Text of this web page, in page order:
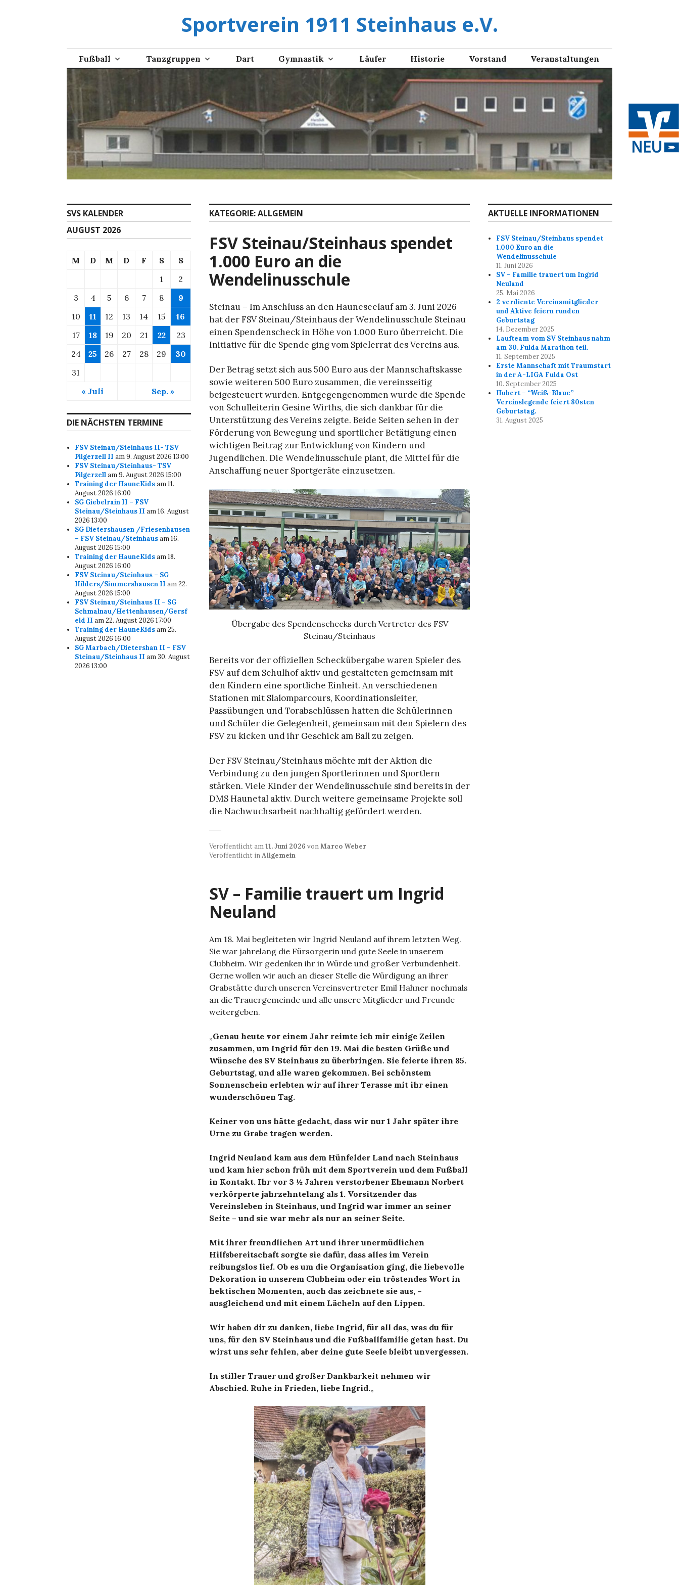
Sportverein 1911 Steinhaus e.V.
Fußball Tanzgruppen Dart Gymnastik Läufer Historie Vorstand Veranstaltungen
KATEGORIE:ALLGEMEIN
FSV Steinau/Steinhaus spendet
1.000 Euro an die
Wendelinusschule
Steinau – Im Anschluss an den Hauneseelauf am 3. Juni 2026
hat der FSV Steinau/Steinhaus der Wendelinusschule Steinau
einen Spendenscheck in Höhe von 1.000 Euro überreicht. Die
Initiative für die Spende ging vom Spielerrat des Vereins aus.
Der Betrag setzt sich aus 500 Euro aus der Mannschaftskasse
sowie weiteren 500 Euro zusammen, die vereinsseitig
beigesteuert wurden. Entgegengenommen wurde die Spende
von Schulleiterin Gesine Wirths, die sich dankbar für die
Unterstützung des Vereins zeigte. Beide Seiten sehen in der
Förderung von Bewegung und sportlicher Betätigung einen
wichtigen Beitrag zur Entwicklung von Kindern und
Jugendlichen. Die Wendelinusschule plant, die Mittel für die
Anschaffung neuer Sportgeräte einzusetzen.
Übergabe des Spendenschecks durch Vertreter des FSV
Steinau/Steinhaus
Bereits vor der offiziellen Scheckübergabe waren Spieler des
FSV auf dem Schulhof aktiv und gestalteten gemeinsam mit
den Kindern eine sportliche Einheit. An verschiedenen
Stationen mit Slalomparcours, Koordinationsleiter,
Passübungen und Torabschlüssen hatten die Schülerinnen
und Schüler die Gelegenheit, gemeinsam mit den Spielern des
FSV zu kicken und ihr Geschick am Ball zu zeigen.
Der FSV Steinau/Steinhaus möchte mit der Aktion die
Verbindung zu den jungen Sportlerinnen und Sportlern
stärken. Viele Kinder der Wendelinusschule sind bereits in der
DMS Haunetal aktiv. Durch weitere gemeinsame Projekte soll
die Nachwuchsarbeit nachhaltig gefördert werden.
Veröffentlicht am11. Juni 2026 vonMarco Weber
Veröffentlicht inAllgemein
SV – Familie trauert um Ingrid
Neuland
Am 18. Mai begleiteten wir Ingrid Neuland auf ihrem letzten Weg.
Sie war jahrelang die Fürsorgerin und gute Seele in unserem
Clubheim. Wir gedenken ihr in Würde und großer Verbundenheit.
Gerne wollen wir auch an dieser Stelle die Würdigung an ihrer
Grabstätte durch unseren Vereinsvertreter Emil Hahner nochmals
an die Trauergemeinde und alle unsere Mitglieder und Freunde
weitergeben.
„Genau heute vor einem Jahr reimte ich mir einige Zeilen
zusammen, um Ingrid für den 19. Mai die besten Grüße und
Wünsche des SV Steinhaus zu überbringen. Sie feierte ihren 85.
Geburtstag, und alle waren gekommen. Bei schönstem
Sonnenschein erlebten wir auf ihrer Terasse mit ihr einen
wunderschönen Tag.
Keiner von uns hätte gedacht, dass wir nur 1 Jahr später ihre
Urne zu Grabe tragen werden.
Ingrid Neuland kam aus dem Hünfelder Land nach Steinhaus
und kam hier schon früh mit dem Sportverein und dem Fußball
in Kontakt. Ihr vor 3 ½ Jahren verstorbener Ehemann Norbert
verkörperte jahrzehntelang als 1. Vorsitzender das
Vereinsleben in Steinhaus, und Ingrid war immer an seiner
Seite – und sie war mehr als nur an seiner Seite.
Mit ihrer freundlichen Art und ihrer unermüdlichen
Hilfsbereitschaft sorgte sie dafür, dass alles im Verein
reibungslos lief. Ob es um die Organisation ging, die liebevolle
Dekoration in unserem Clubheim oder ein tröstendes Wort in
hektischen Momenten, auch das zeichnete sie aus, –
ausgleichend und mit einem Lächeln auf den Lippen.
Wir haben dir zu danken, liebe Ingrid, für all das, was du für
uns, für den SV Steinhaus und die Fußballfamilie getan hast. Du
wirst uns sehr fehlen, aber deine gute Seele bleibt unvergessen.
In stiller Trauer und großer Dankbarkeit nehmen wir
Abschied. Ruhe in Frieden, liebe Ingrid.„
SVS KALENDER
AUGUST 2026
M D M D F S
S
1
2
3
4 5 6 7 8
9
10
11 12 13 14 15
16
17
18 19 20 21 22
23
24
25 26 27 28 29
30
31
« Juli
Sep. »
DIE NÄCHSTEN TERMINE
FSV Steinau/Steinhaus II- TSV
Pilgerzell II am 9. August 2026 13:00
FSV Steinau/Steinhaus- TSV
Pilgerzellam 9. August 2026 15:00
Training der HauneKidsam 11.
August 2026 16:00
SG Giebelrain II – FSV
Steinau/Steinhaus II am 16. August
2026 13:00
SG Dietershausen /Friesenhausen
– FSV Steinau/Steinhausam 16.
August 2026 15:00
Training der HauneKidsam 18.
August 2026 16:00
FSV Steinau/Steinhaus – SG
Hilders/Simmershausen II am 22.
August 2026 15:00
FSV Steinau/Steinhaus II – SG
Schmalnau/Hettenhausen/Gersf
eld II am 22. August 2026 17:00
Training der HauneKidsam 25.
August 2026 16:00
SG Marbach/Dietershan II – FSV
Steinau/Steinhaus II am 30. August
2026 13:00
AKTUELLE INFORMATIONEN
FSV Steinau/Steinhaus spendet
1.000 Euro an die
Wendelinusschule
11. Juni 2026
SV – Familie trauert um Ingrid
Neuland
25. Mai 2026
2 verdiente Vereinsmitglieder
und Aktive feiern runden
Geburtstag
14. Dezember 2025
Laufteam vom SV Steinhaus nahm
am 30. Fulda Marathon teil.
11. September 2025
Erste Mannschaft mit Traumstart
in der A-LIGA Fulda Ost
10. September 2025
Hubert – “Weiß-Blaue”
Vereinslegende feiert 80sten
Geburtstag.
31. August 2025